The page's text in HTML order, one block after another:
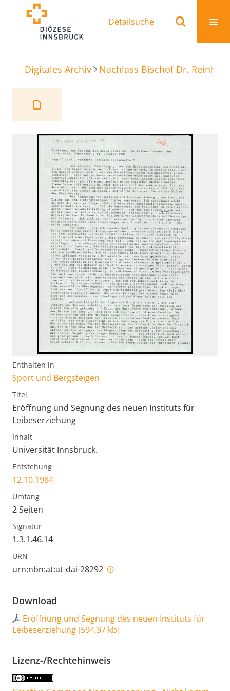
Detailsuche
Digitales Archiv Nachlass Bischof Dr.
Enthalten in
Sport und Bergsteigen
Titel
Eröffnung und Segnung des neuen Instituts für
Leibeserziehung
Inhalt
Universität Innsbruck.
Entstehung
12.10.1984
Umfang
2 Seiten
Signatur
1.3.1.46.14
URN
urn:nbn:at:at-dai-28292
Download
Eröffnung und Segnung des neuen Instituts für
Leibeserziehung [594,37 kb]
Lizenz-/Rechtehinweis